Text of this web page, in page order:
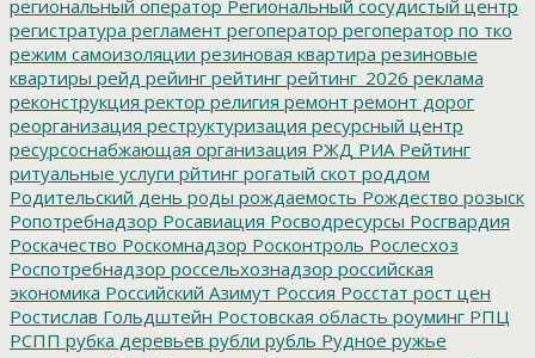
региональный оператор Региональный сосудистый центр
регистратура регламент регоператор регоператор по тко
режим самоизоляции резиновая квартира резиновые
квартиры рейд рейинг рейтинг рейтинг_2026 реклама
реконструкция ректор религия ремонт ремонт дорог
реорганизация реструктуризация ресурсный центр
ресурсоснабжающая организация РЖД РИА Рейтинг
ритуальные услуги рйтинг рогатый скот роддом
Родительский день роды рождаемость Рождество розыск
Ропотребнадзор Росавиация Росводресурсы Росгвардия
Роскачество Роскомнадзор Росконтроль Рослесхоз
Роспотребнадзор россельхознадзор российская
экономика Российский Азимут Россия Росстат рост цен
Ростислав Гольдштейн Ростовская область роуминг РПЦ
РСПП рубка деревьев рубли рубль Рудное ружье